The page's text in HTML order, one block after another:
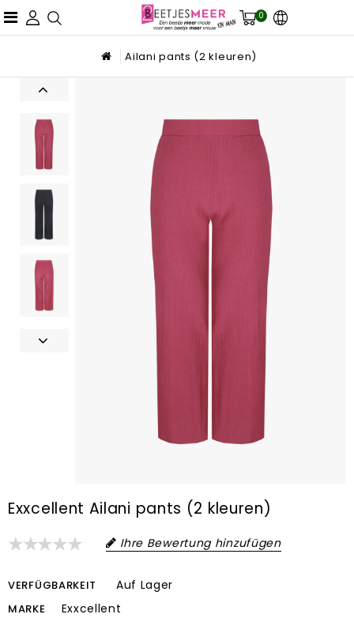
0
Ailani pants (2 kleuren)
Exxcellent Ailani pants (2 kleuren)
Ihre Bewertung hinzufügen
VERFÜGBARKEIT Auf Lager
MARKE Exxcellent